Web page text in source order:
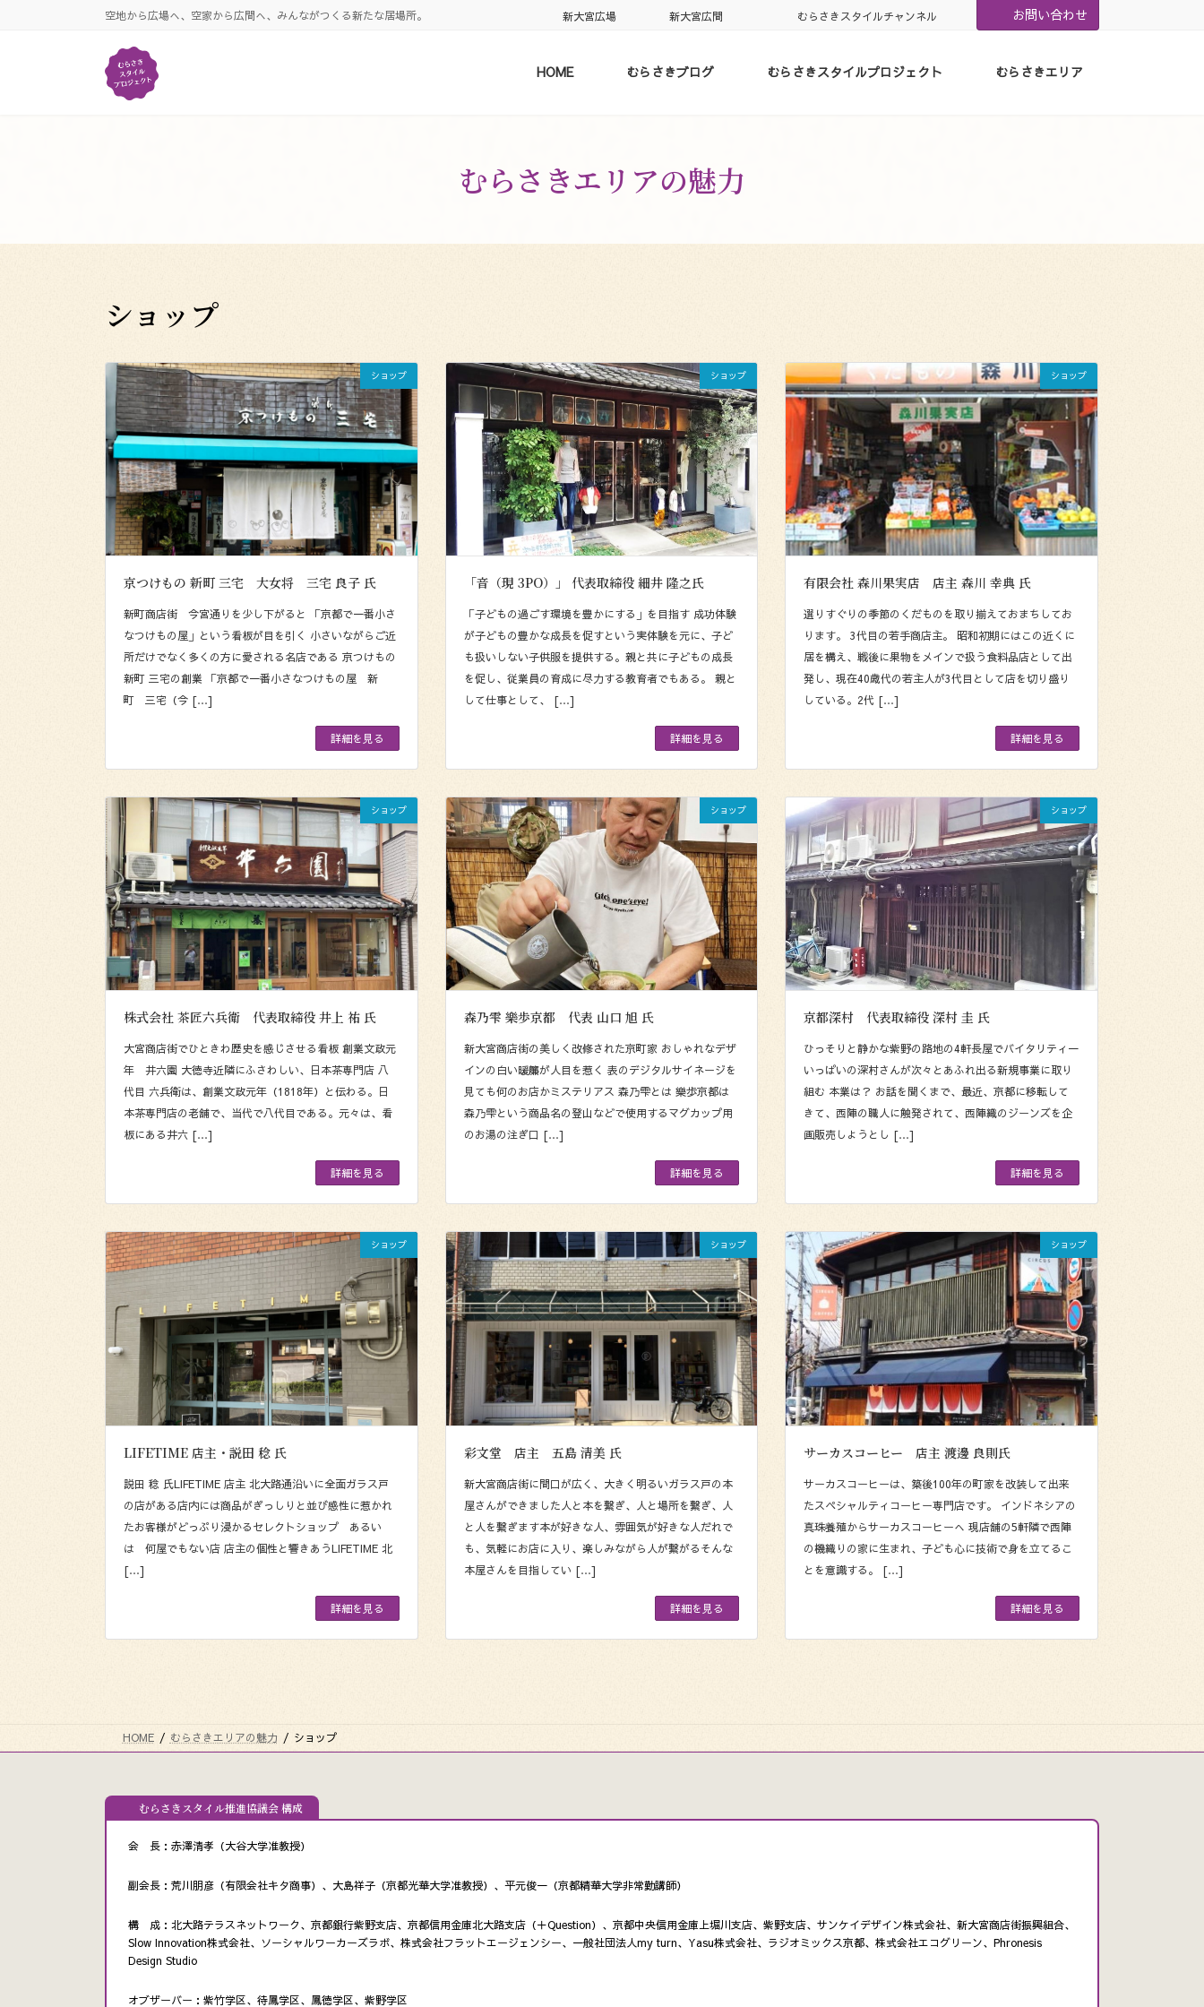
空地から広場へ、空家から広間へ、みんながつくる新たな居場所。 新大宮広場 新大宮広間 むらさきスタイルチャンネル お問い合わせ
HOME むらさきブログ むらさきスタイルプロジェクト むらさきエリア
むらさきエリアの魅力
ショップ
ショップ
京つけもの 新町 三宅 大女将 三宅 良子 氏
新町商店街 今宮通りを少し下がると 「京都で一番小さ
なつけもの屋」という看板が目を引く 小さいながらご近
所だけでなく多くの方に愛される名店である 京つけもの
新町 三宅の創業 「京都で一番小さなつけもの屋 新
町 三宅（今 […]
詳細を見る
ショップ
「音（現 3PO）」 代表取締役 細井 隆之氏
「子どもの過ごす環境を豊かにする」を目指す 成功体験
が子どもの豊かな成長を促すという実体験を元に、子ど
も扱いしない子供服を提供する。親と共に子どもの成長
を促し、従業員の育成に尽力する教育者でもある。 親と
して仕事として、 […]
詳細を見る
ショップ
有限会社 森川果実店 店主 森川 幸典 氏
選りすぐりの季節のくだものを取り揃えておまちしてお
ります。 3代目の若手商店主。 昭和初期にはこの近くに
居を構え、戦後に果物をメインで扱う食料品店として出
発し、現在40歳代の若主人が3代目として店を切り盛り
している。2代 […]
詳細を見る
ショップ
株式会社 茶匠六兵衛 代表取締役 井上 祐 氏
大宮商店街でひときわ歴史を感じさせる看板 創業文政元
年 井六園 大徳寺近隣にふさわしい、日本茶専門店 八
代目 六兵衛は、創業文政元年（1818年）と伝わる。日
本茶専門店の老舗で、当代で八代目である。元々は、看
板にある井六 […]
詳細を見る
ショップ
森乃雫 樂歩京都 代表 山口 旭 氏
新大宮商店街の美しく改修された京町家 おしゃれなデザ
インの白い暖簾が人目を惹く 表のデジタルサイネージを
見ても何のお店かミステリアス 森乃雫とは 樂歩京都は
森乃雫という商品名の登山などで使用するマグカップ用
のお湯の注ぎ口 […]
詳細を見る
ショップ
京都深村 代表取締役 深村 圭 氏
ひっそりと静かな紫野の路地の4軒長屋でバイタリティ一
いっぱいの深村さんが次々とあふれ出る新規事業に取り
組む 本業は？ お話を聞くまで、最近、京都に移転して
きて、西陣の職人に触発されて、西陣織のジーンズを企
画販売しようとし […]
詳細を見る
ショップ
LIFETIME 店主・説田 稔 氏
説田 稔 氏LIFETIME 店主 北大路通沿いに全面ガラス戸
の店がある店内には商品がぎっしりと並び感性に惹かれ
たお客様がどっぷり浸かるセレクトショップ あるい
は 何屋でもない店 店主の個性と響きあうLIFETIME 北
[…]
詳細を見る
ショップ
彩文堂 店主 五島 清美 氏
新大宮商店街に間口が広く、大きく明るいガラス戸の本
屋さんができました人と本を繋ぎ、人と場所を繋ぎ、人
と人を繋ぎます本が好きな人、雰囲気が好きな人だれで
も、気軽にお店に入り、楽しみながら人が繋がるそんな
本屋さんを目指してい […]
詳細を見る
ショップ
サーカスコーヒー 店主 渡邊 良則氏
サーカスコーヒーは、築後100年の町家を改装して出来
たスペシャルティコーヒー専門店です。 インドネシアの
真珠養殖からサーカスコーヒーへ 現店舗の5軒隣で西陣
の機織りの家に生まれ、子ども心に技術で身を立てるこ
とを意識する。 […]
詳細を見る
HOME むらさきエリアの魅力 ショップ
むらさきスタイル推進協議会 構成
会 長：赤澤清孝（大谷大学准教授）
副会長：荒川朋彦（有限会社キタ商事）、大島祥子（京都光華大学准教授）、平元俊一（京都精華大学非常勤講師）
構 成：北大路テラスネットワーク、京都銀行紫野支店、京都信用金庫北大路支店（＋Question）、京都中央信用金庫上堀川支店、紫野支店、サンケイデザイン株式会社、新大宮商店街振興組合、
Slow Innovation株式会社、ソーシャルワーカーズラボ、株式会社フラットエージェンシー、一般社団法人my turn、Yasu株式会社、ラジオミックス京都、株式会社エコグリーン、Phronesis
Design Studio
オブザーバー：紫竹学区、待鳳学区、鳳徳学区、紫野学区